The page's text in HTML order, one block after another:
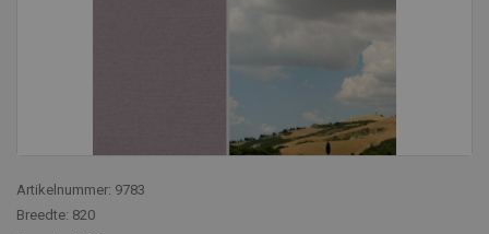
Artikelnummer: 9783
Breedte: 820